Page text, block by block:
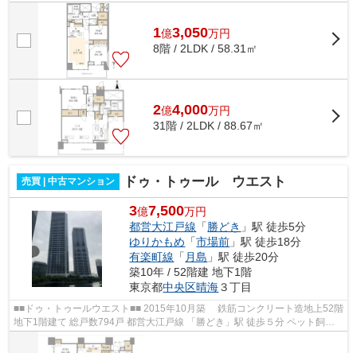
階建 総戸数550戸 東京メトロ有楽町...
1億3,050万円
8階 / 2LDK / 58.31㎡
2億4,000万円
31階 / 2LDK / 88.67㎡
売買 | 中古マンション ドゥ・トゥール ウエスト
3億7,500万円
都営大江戸線 「 勝どき 」駅 徒歩5分
ゆりかもめ 「市場前 」駅 徒歩18分
有楽町線 「 月島 」駅 徒歩20分
築10年 / 52階建 地下1階
東京都中央区晴海３丁目
■■ドゥ・トゥールウエスト■■ 2015年10月築 鉄筋コンクリート造地上52階
地下1階建て 総戸数794戸 都営大江戸線 「勝どき」駅 徒歩５分 ペット飼育
可能 オートロック・防犯カメラ完...